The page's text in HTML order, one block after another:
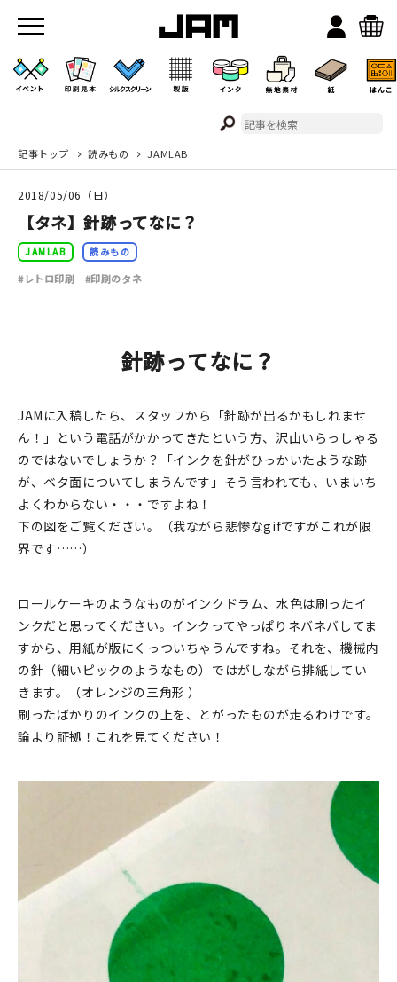
JAMのこと
お店/ワークスペース
印刷見本
シルクスクリーン
無地素材
紙
文房具
雑貨
はんこ
JAMグッズ
台湾グッズ
記事トップ 読みもの JAMLAB
2018/05/06（日）
【タネ】針跡ってなに？
JAMLAB 読みもの
#レトロ印刷 #印刷のタネ
針跡ってなに？
JAMに入稿したら、スタッフから「針跡が出るかもしれませ
ん！」という電話がかかってきたという方、沢山いらっしゃる
のではないでしょうか？「インクを針がひっかいたような跡
が、ベタ面についてしまうんです」そう言われても、いまいち
よくわからない・・・ですよね！
下の図をご覧ください。（我ながら悲惨なgifですがこれが限
界です……）
ロールケーキのようなものがインクドラム、水色は刷ったイ
ンクだと思ってください。インクってやっぱりネバネバしてま
すから、用紙が版にくっついちゃうんですね。それを、機械内
の針（細いピックのようなもの）ではがしながら排紙してい
きます。（オレンジの三角形 ）
刷ったばかりのインクの上を、とがったものが走るわけです。
論より証拠！これを見てください！